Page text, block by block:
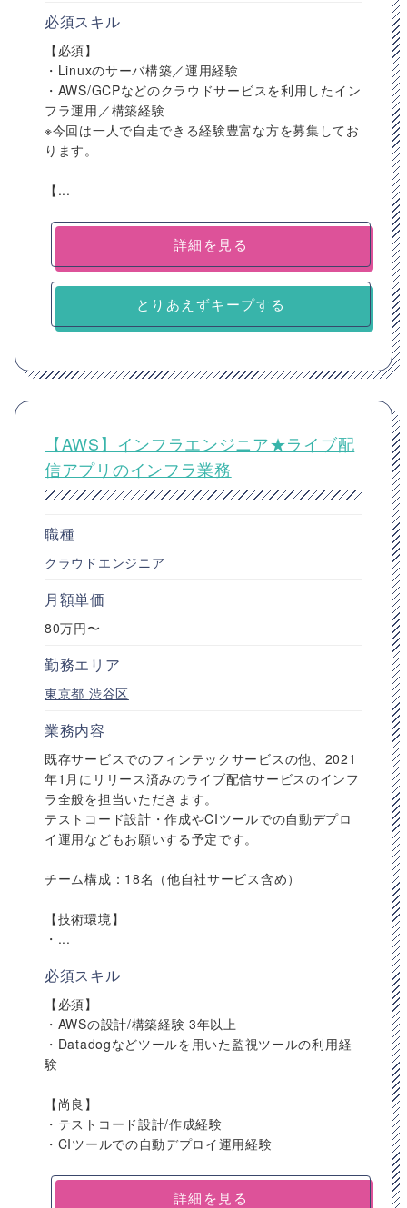
必須スキル
【必須】
・Linuxのサーバ構築／運用経験
・AWS/GCPなどのクラウドサービスを利用したイン
フラ運用／構築経験
※今回は一人で自走できる経験豊富な方を募集してお
ります。
【...
詳細を見る
とりあえずキープする
【AWS】インフラエンジニア★ライブ配
信アプリのインフラ業務
職種
クラウドエンジニア
月額単価
80万円〜
勤務エリア
東京都 渋谷区
業務内容
既存サービスでのフィンテックサービスの他、2021
年1月にリリース済みのライブ配信サービスのインフ
ラ全般を担当いただきます。
テストコード設計・作成やCIツールでの自動デプロ
イ運用などもお願いする予定です。
チーム構成：18名（他自社サービス含め）
【技術環境】
・...
必須スキル
【必須】
・AWSの設計/構築経験 3年以上
・Datadogなどツールを用いた監視ツールの利用経
験
【尚良】
・テストコード設計/作成経験
・CIツールでの自動デプロイ運用経験
詳細を見る